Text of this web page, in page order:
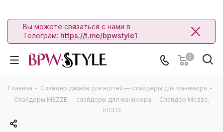
Вы можете связаться с нами в
Телеграм: https://t.me/bpwstyle1
0
Главная - Слайдер дизайн для ногтей — слайдеры для маникюра -
Слайдеры MEZZE — слайдеры для маникюра - Слайдер Mezze,
m1313